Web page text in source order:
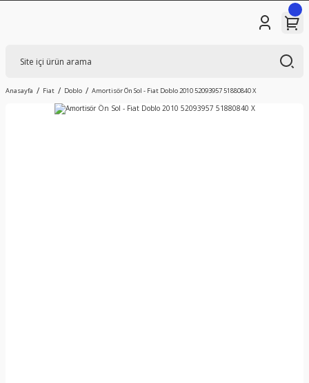
Anasayfa Fiat Doblo Amortisör Ön Sol - Fiat Doblo 2010 52093957 51880840 X